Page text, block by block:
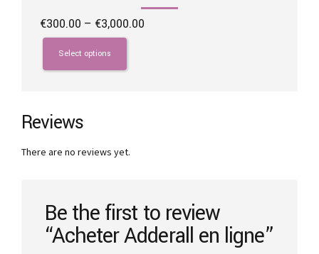
€300.00 – €3,000.00
Select options
This
product
has
The
options
be
the
product
page
Reviews
There are no reviews yet.
Be the first to review
“Acheter Adderall en ligne”